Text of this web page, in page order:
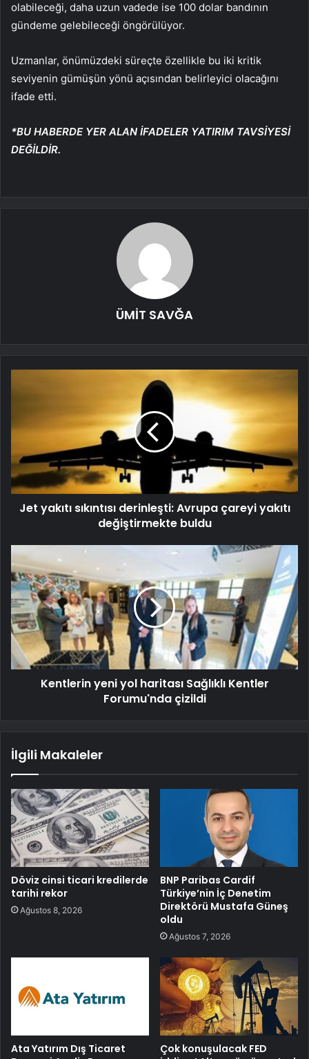
olabileceği, daha uzun vadede ise 100 dolar bandının
gündeme gelebileceği öngörülüyor.
Uzmanlar, önümüzdeki süreçte özellikle bu iki kritik
seviyenin gümüşün yönü açısından belirleyici olacağını
ifade etti.
*BU HABERDE YER ALAN İFADELER YATIRIM TAVSİYESİ
DEĞİLDİR.
ÜMİT SAVĞA
Jet yakıtı sıkıntısı derinleşti: Avrupa çareyi yakıtı
değiştirmekte buldu
Kentlerin yeni yol haritası Sağlıklı Kentler
Forumu'nda çizildi
İlgili Makaleler
Döviz cinsi ticari kredilerde
tarihi rekor
Ağustos 8, 2026
BNP Paribas Cardif
Türkiye’nin İç Denetim
Direktörü Mustafa Güneş
oldu
Ağustos 7, 2026
Ata Yatırım Dış Ticaret
Çok konuşulacak FED